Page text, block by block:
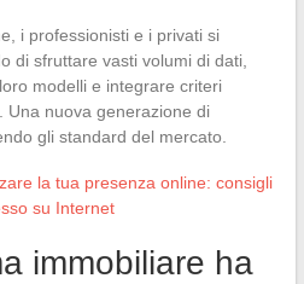
i professionisti e i privati si
di sfruttare vasti volumi di dati,
modelli e integrare criteri
Una nuova generazione di
gli standard del mercato.
la tua presenza online: consigli
su Internet
immobiliare ha